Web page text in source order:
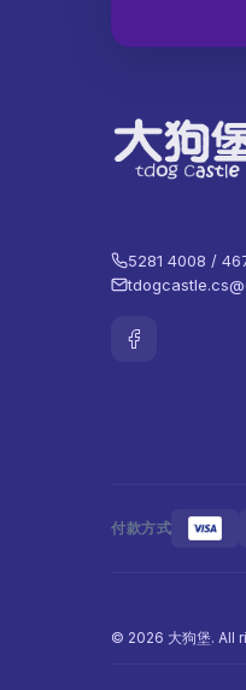
5281 4008 /
付款方式
© 2026 大狗堡. All